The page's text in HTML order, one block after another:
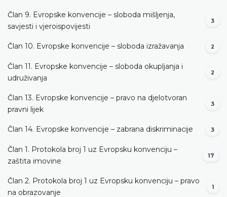
Član 9. Evropske konvencije – sloboda mišljenja,
savjesti i vjeroispovijesti
3
Član 10. Evropske konvencije – sloboda izražavanja 2
Član 11. Evropske konvencije – sloboda okupljanja i
udruživanja
2
Član 13. Evropske konvencije – pravo na djelotvoran
pravni lijek
3
Član 14. Evropske konvencije – zabrana diskriminacije 3
Član 1. Protokola broj 1 uz Evropsku konvenciju –
zaštita imovine
17
Član 2. Protokola broj 1 uz Evropsku konvenciju – pravo
na obrazovanje
1